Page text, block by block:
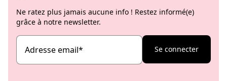
Ne ratez plus jamais aucune info ! Restez informé(e)
grâce à notre newsletter.
Adresse email* Se connecter